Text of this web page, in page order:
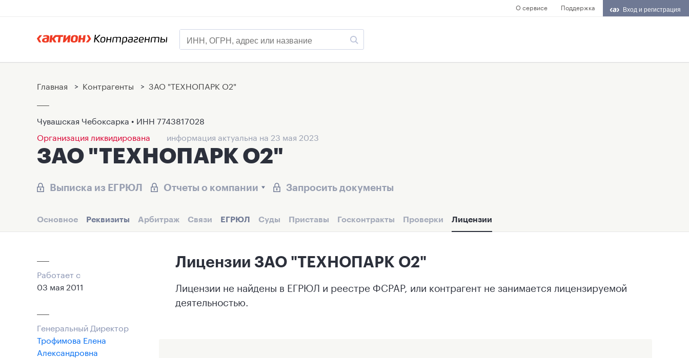
О сервисе Поддержка Вход и регистрация
Главная > Контрагенты > ЗАО "ТЕХНОПАРК О2"
Чувашская Чебоксарка • ИНН 7743817028
Организация ликвидирована
информация актуальна на 23 мая 2023
ЗАО "ТЕХНОПАРК О2"
Выписка из ЕГРЮЛ Отчеты о компании Запросить документы
Основное Реквизиты Арбитраж Связи ЕГРЮЛ Суды Приставы Госконтракты Проверки Лицензии
Работает с
03 мая 2011
Генеральный Директор
Трофимова Елена
Александровна
Лицензии ЗАО "ТЕХНОПАРК О2"
Лицензии не найдены в ЕГРЮЛ и реестре ФСРАР, или контрагент не занимается лицензируемой
деятельностью.